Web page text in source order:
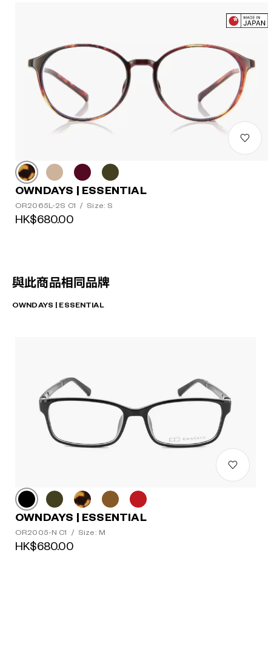
OWNDAYS | ESSENTIAL
OR2065L-2S C1 / Size: S
HK$680.00
與此商品相同品牌
OWNDAYS | ESSENTIAL
OWNDAYS | ESSENTIAL
OR2005-N C1 / Size: M
HK$680.00